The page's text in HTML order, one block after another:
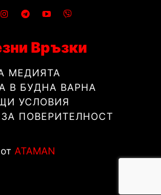
Връзки
МЕДИЯТА
В БУДНА ВАРНА
УСЛОВИЯ
ПОВЕРИТЕЛНОСТ
ATAMAN